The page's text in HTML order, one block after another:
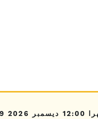
9 ديسمبر 2026